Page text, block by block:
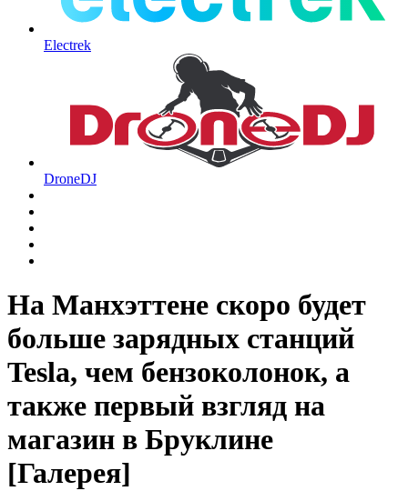
Electrek
DroneDJ
На Манхэттене скоро будет
больше зарядных станций
Tesla, чем бензоколонок, а
также первый взгляд на
магазин в Бруклине
[Галерея]